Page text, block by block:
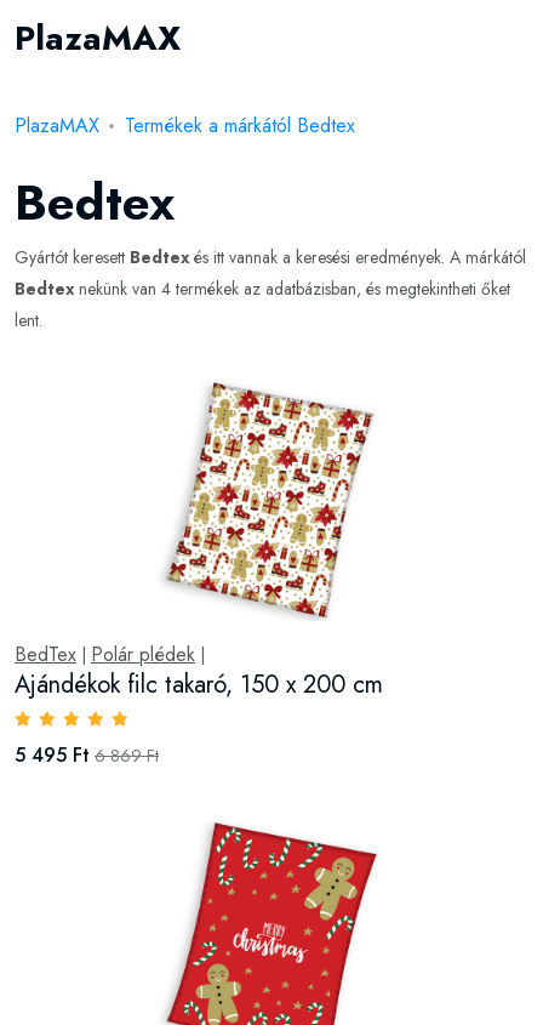
PlazaMAX
PlazaMAX Termékek a márkától Bedtex
Bedtex
Gyártót keresett Bedtexés itt vannak a keresési eredmények. A márkától
Bedtexnekünk van 4 termékek az adatbázisban, és megtekintheti őket
lent.
BedTex Polár plédek
Ajándékok filc takaró, 150 x 200 cm
5 495 Ft 6 869 Ft